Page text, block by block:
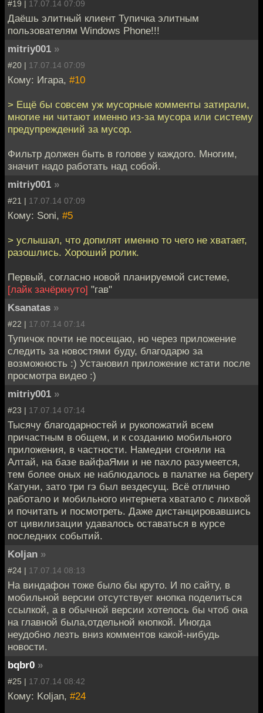
#19 | 17.07.14 07:09
Даёшь элитный клиент Тупичка элитным
пользователям Windows Phone!!!
mitriy001 »
#20 | 17.07.14 07:09
Кому: Игара, #10
> Ещё бы совсем уж мусорные комменты затирали,
многие ни читают именно из-за мусора или систему
предупреждений за мусор.
Фильтр должен быть в голове у каждого. Многим,
значит надо работать над собой.
mitriy001 »
#21 | 17.07.14 07:09
Кому: Soni, #5
> услышал, что допилят именно то чего не хватает,
разошлись. Хороший ролик.
Первый, согласно новой планируемой системе,
[лайк зачёркнуто] "гав"
Ksanatas »
#22 | 17.07.14 07:14
Тупичок почти не посещаю, но через приложение
следить за новостями буду, благодарю за
возможность :) Установил приложение кстати после
просмотра видео :)
mitriy001 »
#23 | 17.07.14 07:14
Тысячу благодарностей и рукопожатий всем
причастным в общем, и к созданию мобильного
приложения, в частности. Намедни сгоняли на
Алтай, на базе вайфаЯми и не пахло разумеется,
тем более оных не наблюдалось в палатке на берегу
Катуни, зато три гэ был вездесущ. Всё отлично
работало и мобильного интернета хватало с лихвой
и почитать и посмотреть. Даже дистанцировавшись
от цивилизации удавалось оставаться в курсе
последних событий.
Koljan »
#24 | 17.07.14 08:13
На виндафон тоже было бы круто. И по сайту, в
мобильной версии отсутствует кнопка поделиться
ссылкой, а в обычной версии хотелось бы чтоб она
на главной была,отдельной кнопкой. Иногда
неудобно лезть вниз комментов какой-нибудь
новости.
bqbr0 »
#25 | 17.07.14 08:42
Кому: Koljan, #24